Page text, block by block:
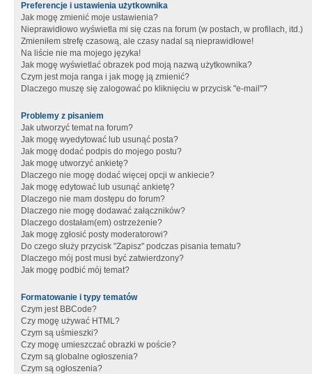
Preferencje i ustawienia użytkownika
Jak mogę zmienić moje ustawienia?
Nieprawidłowo wyświetla mi się czas na forum (w postach, w profilach, itd.)
Zmieniłem strefę czasową, ale czasy nadal są nieprawidłowe!
Na liście nie ma mojego języka!
Jak mogę wyświetlać obrazek pod moją nazwą użytkownika?
Czym jest moja ranga i jak mogę ją zmienić?
Dlaczego muszę się zalogować po kliknięciu w przycisk "e-mail"?
Problemy z pisaniem
Jak utworzyć temat na forum?
Jak mogę wyedytować lub usunąć posta?
Jak mogę dodać podpis do mojego postu?
Jak mogę utworzyć ankietę?
Dlaczego nie mogę dodać więcej opcji w ankiecie?
Jak mogę edytować lub usunąć ankietę?
Dlaczego nie mam dostępu do forum?
Dlaczego nie mogę dodawać załączników?
Dlaczego dostałam(em) ostrzeżenie?
Jak mogę zgłosić posty moderatorowi?
Do czego służy przycisk "Zapisz" podczas pisania tematu?
Dlaczego mój post musi być zatwierdzony?
Jak mogę podbić mój temat?
Formatowanie i typy tematów
Czym jest BBCode?
Czy mogę używać HTML?
Czym są uśmieszki?
Czy mogę umieszczać obrazki w poście?
Czym są globalne ogłoszenia?
Czym są ogłoszenia?